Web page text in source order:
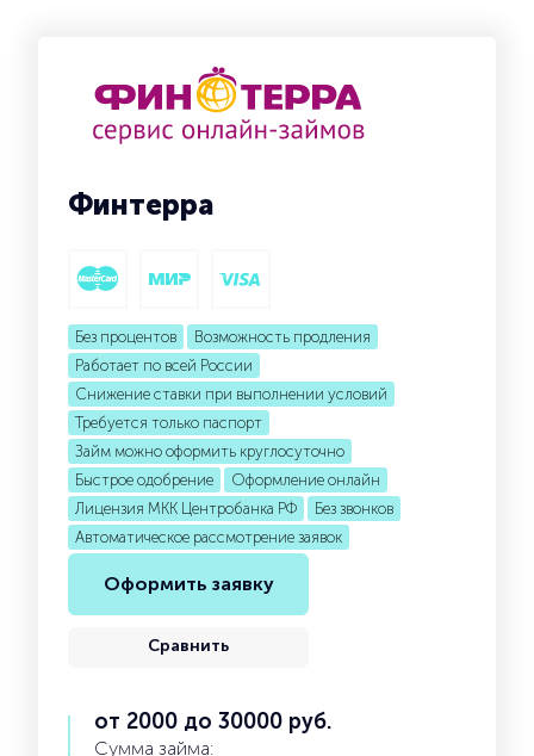
Финтерра
Без процентов
Возможность продления
Работает по всей России
Снижение ставки при выполнении условий
Требуется только паспорт
Займ можно оформить круглосуточно
Быстрое одобрение
Оформление онлайн
Лицензия МКК Центробанка РФ
Без звонков
Автоматическое рассмотрение заявок
Оформить заявку
Сравнить
от 2000 до 30000 руб.
Сумма займа: